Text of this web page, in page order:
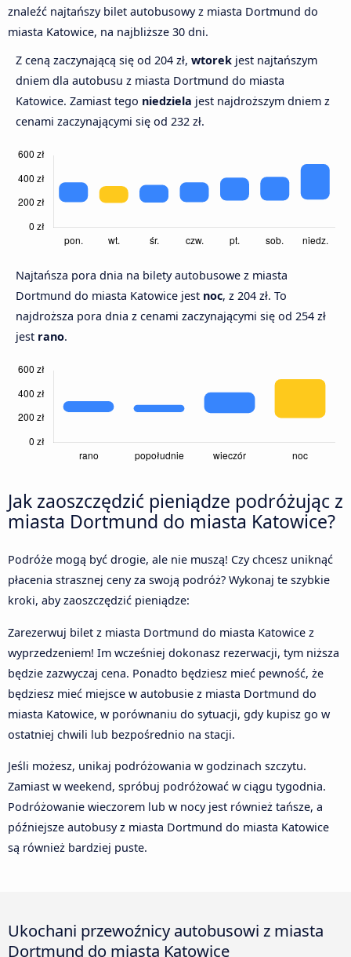
znaleźć najtańszy bilet autobusowy z miasta Dortmund do
miasta Katowice, na najbliższe 30 dni.
Z ceną zaczynającą się od 204 zł, wtorek jest najtańszym
dniem dla autobusu z miasta Dortmund do miasta
Katowice. Zamiast tego niedziela jest najdroższym dniem z
cenami zaczynającymi się od 232 zł.
Najtańsza pora dnia na bilety autobusowe z miasta
Dortmund do miasta Katowice jest noc, z 204 zł. To
najdroższa pora dnia z cenami zaczynającymi się od 254 zł
jest rano.
Jak zaoszczędzić pieniądze podróżując z
miasta Dortmund do miasta Katowice?
Podróże mogą być drogie, ale nie muszą! Czy chcesz uniknąć
płacenia strasznej ceny za swoją podróż? Wykonaj te szybkie
kroki, aby zaoszczędzić pieniądze:
Zarezerwuj bilet z miasta Dortmund do miasta Katowice z
wyprzedzeniem! Im wcześniej dokonasz rezerwacji, tym niższa
będzie zazwyczaj cena. Ponadto będziesz mieć pewność, że
będziesz mieć miejsce w autobusie z miasta Dortmund do
miasta Katowice, w porównaniu do sytuacji, gdy kupisz go w
ostatniej chwili lub bezpośrednio na stacji.
Jeśli możesz, unikaj podróżowania w godzinach szczytu.
Zamiast w weekend, spróbuj podróżować w ciągu tygodnia.
Podróżowanie wieczorem lub w nocy jest również tańsze, a
późniejsze autobusy z miasta Dortmund do miasta Katowice
są również bardziej puste.
Ukochani przewoźnicy autobusowi z miasta
Dortmund do miasta Katowice